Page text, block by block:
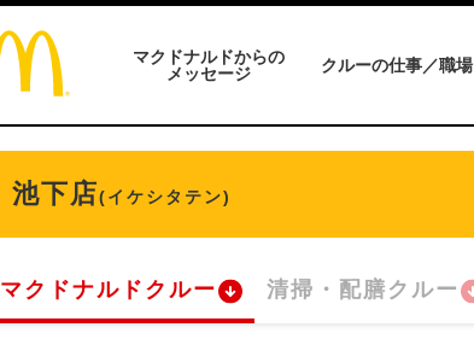
マクドナルドからの
メッセージ
クルーの仕事／職場
池下店(イケシタテン)
マクドナルドクルー 清掃・配膳クルー